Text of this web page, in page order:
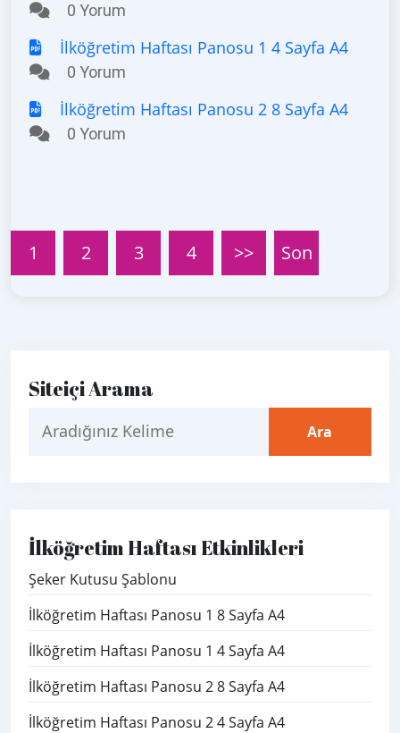
0 Yorum
İlköğretim Haftası Panosu 1 4 Sayfa A4
0 Yorum
İlköğretim Haftası Panosu 2 8 Sayfa A4
0 Yorum
1 2 3 4 >> Son
Siteiçi Arama
İlköğretim Haftası Etkinlikleri
Şeker Kutusu Şablonu
İlköğretim Haftası Panosu 1 8 Sayfa A4
İlköğretim Haftası Panosu 1 4 Sayfa A4
İlköğretim Haftası Panosu 2 8 Sayfa A4
İlköğretim Haftası Panosu 2 4 Sayfa A4